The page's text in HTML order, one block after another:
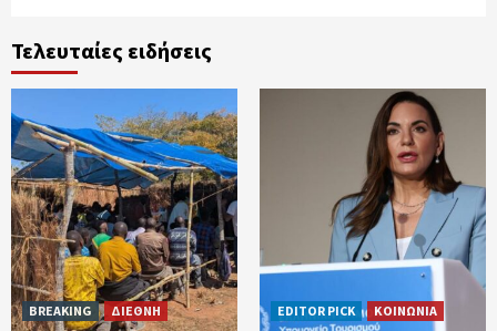
Τελευταίες ειδήσεις
BREAKING ΔΙΕΘΝΗ EDITOR PICK ΚΟΙΝΩΝΙΑ